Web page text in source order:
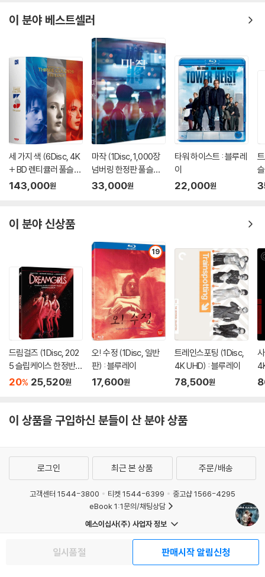
을 입은 러시아 귀족으로 설정되어 있었기 때문에, 프랑스 패션의 대가 발
나갔다. 영화 속 안나 카레니나의 의상은 스커트는 1870년대 모양을 고수
하면서 드레스 상의 부분을 1950년대 스타일로 디자인하였다. 한편 영화
속 안나의 고급스럽고 우아한 이미지를 완성시켜 준 것은 의상뿐 아니라
샤넬, 디올, 톰포드에 이르는 최고의 명품들로, 19세기 러시아 제국의 귀족
사회를 배경으로 사교계의 꽃으로 불렸던 안나 카레니나의 극적인 캐릭터
를 표현하기 위해 세계적인 명품을 총동원하였다. 특히 샤넬의 뮤즈이기도
한 키이라 나이틀리는 무도회 장면 촬영 당시 샤넬로부터 200만 달러 상
당의 스파클링 다이아몬드 쥬얼리를 협찬 받아 치명적인 매력의 안나 카레
니나를 완벽한 의상으로 표현해냈다.
애너모픽 렌즈부터 명품 디올 스타킹까지 이용한 [안나 카레니나]의 영상
연극식 구성을 위해 극장 대규모 세트로 진행된 [안나 카레니나]의 촬영현
장에서 조 라이트 감독의 까다로운 촬영 스타일과 호흡을 맞출 수 있는 사
람은 [어톤먼트]등으로 오랜 시간 호흡을 맞춰온 촬영감독 시머스 맥가비
뿐이었다. 대부분의 장면이 극장 세트에서 촬영되었는데 오히려 이러한 설
정이 영화의 미쟝센을 살리고 장면들의 응집성을 높이는 데 더욱 도움이
되었다고 전한다. [안나 카레니나]는 대부분을 애너모픽 렌즈(anamorp
hic lens)로 촬영했다. 이는 대형 장면을 좌우 방향으로 1/2로 압축해주기
때문에 거대한 세트 촬영에서 보다 디테일하고 농축된 장면 연출을 가능하
게 했다. 이 뿐 아니라 시머스 맥가비는 [어톤먼트]에 이어 다시 한번 자신
의 카메라 렌즈를 디올 스타킹으로 감쌌다. [어톤먼트]에서 여주인공이 처
음 사랑에 빠진 행복한 시기를 표현하기 위해 보다 찬란하고 아름다운 장
면 연출을 위해 처음으로 사용했던 데 이어, [안나 카레니나]에서는 주인
공 안나를 더욱 아름답고 신비로운 이미지로 돋보이게 하기 위해서였다.
보이는 효과가 나기 때문에, 인물의 피부가 더 빛나 보인다”고 말한다. 그
는 [어톤먼트]에 이어 [안나 카레니나]를 통해 조 라이트 감독과 또 한번
인 사랑에 빠진 캐릭터를 긴장감 넘치게 그려내는 뛰어난 영상미를 선보였
연극식 구성 위한 100 여 개 대규모 세트와 러시아 로케이션의 완벽 조화!
영화 사상 최초로 도입한 연극식 구성을 위해 조 라이트 감독과 제작진은
총 4개의 스테이지와 100여개의 대규모 세트를 제작했다. 무도회장, 아이
스링크장, 경마장, 기차역과 같은 대규모 세트뿐 아니라, 카레닌 저택, 그
랜드 호텔 등 규모와 쓰임에 따라 각 무대를 나누어 사용했다. 그 결과 [안
이 분야 베스트셀러
세 가지 색 (6Disc, 4K
+ BD 렌티큘러 풀슬립
트릴로지 박스 한정판)
143,000원
마작 (1Disc, 1,000장
넘버링 한정판 풀슬립)
: 블루레이
33,000원
타워 하이스트 : 블루레
이
22,000원
이
이 분야 신상품
드림걸즈 (1Disc, 202
5 슬립케이스 한정반 B
D) : 블루레이
20% 25,520원
19
오! 수정 (1Disc, 일반
판) : 블루레이
17,600원
트레인스포팅 (1Disc,
4K UHD) : 블루레이
78,500원
이 상품을 구입하신 분들이 산 분야 상품
일시품절 판매시작 알림신청
로그인 최근 본 상품 주문/배송
고객센터 1544-3800 티켓 1544-6399
중고샵 1566-4295
eBook 1:1문의/채팅상담
예스이십사(주) 사업자 정보
개인정보처리방침
청소년보호정책
PC버전
거래처관계자께
도서홍보
광고